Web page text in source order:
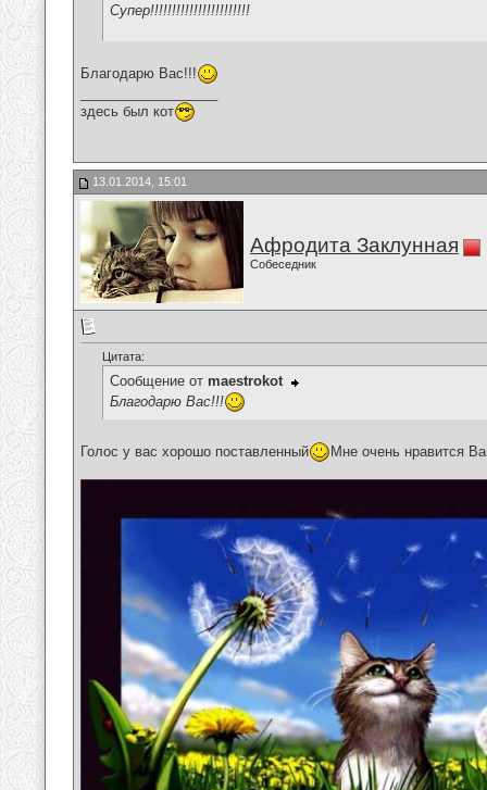
Супер!!!!!!!!!!!!!!!!!!!!!!!
Благодарю Вас!!!
здесь был кот
13.01.2014, 15:01
Афродита Заклунная
Собеседник
Цитата:
Сообщение от maestrokot
Благодарю Вас!!!
Голос у вас хорошо поставленный Мне очень нравится